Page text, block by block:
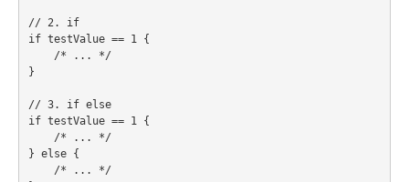
// 2. if
if testValue == 1 {
    /* ... */
}
// 3. if else
if testValue == 1 {
    /* ... */
} else {
    /* ... */